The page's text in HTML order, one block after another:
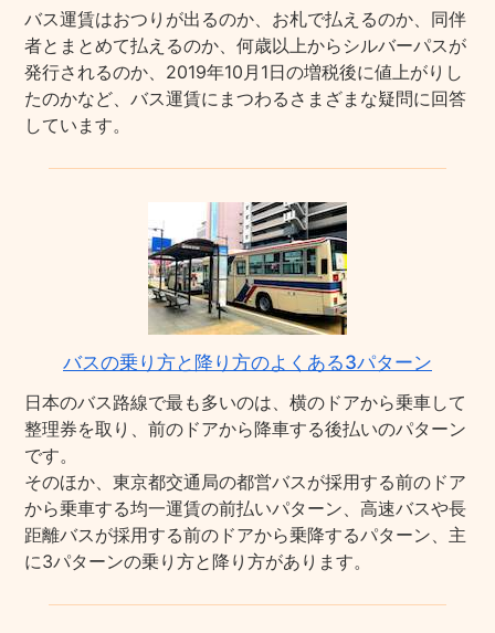
バス運賃はおつりが出るのか、お札で払えるのか、同伴
者とまとめて払えるのか、何歳以上からシルバーパスが
発行されるのか、2019年10月1日の増税後に値上がりし
たのかなど、バス運賃にまつわるさまざまな疑問に回答
しています。
バスの乗り方と降り方のよくある3パターン
日本のバス路線で最も多いのは、横のドアから乗車して
整理券を取り、前のドアから降車する後払いのパターン
です。
そのほか、東京都交通局の都営バスが採用する前のドア
から乗車する均一運賃の前払いパターン、高速バスや長
距離バスが採用する前のドアから乗降するパターン、主
に3パターンの乗り方と降り方があります。